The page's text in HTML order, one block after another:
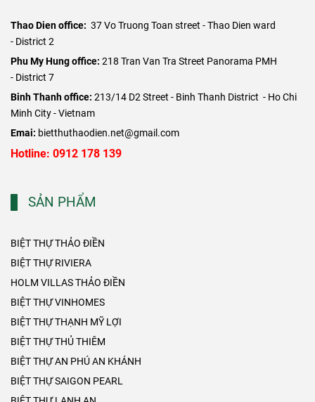
Thao Dien office: 37 Vo Truong Toan street - Thao Dien ward
- District 2
​Phu My Hung office: 218 Tran Van Tra Street Panorama PMH
- District 7
Binh Thanh office: 213/14 D2 Street - Binh Thanh District - Ho Chi
Minh City - Vietnam
Emai: bietthuthaodien.net@gmail.com
Hotline: 0912 178 139
SẢN PHẨM
BIỆT THỰ THẢO ĐIỀN
BIỆT THỰ RIVIERA
HOLM VILLAS THẢO ĐIỀN
BIỆT THỰ VINHOMES
BIỆT THỰ THẠNH MỸ LỢI
BIỆT THỰ THỦ THIÊM
BIỆT THỰ AN PHÚ AN KHÁNH
BIỆT THỰ SAIGON PEARL